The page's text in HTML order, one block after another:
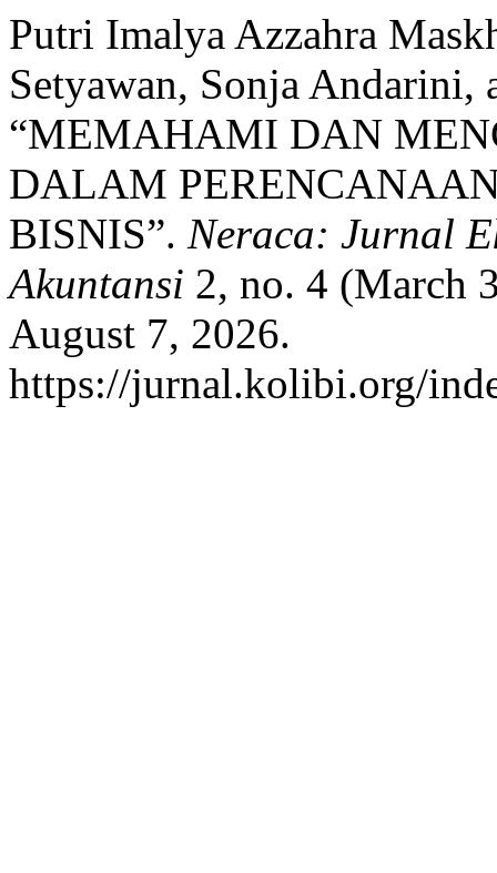
Putri Imalya Azzahra
Setyawan, Sonja Andarini,
“MEMAHAMI DAN
DALAM
BISNIS”. Neraca: Jurnal
Akuntansi 2, no. 4 (March
August 7, 2026.
https://jurnal.kolibi.org/